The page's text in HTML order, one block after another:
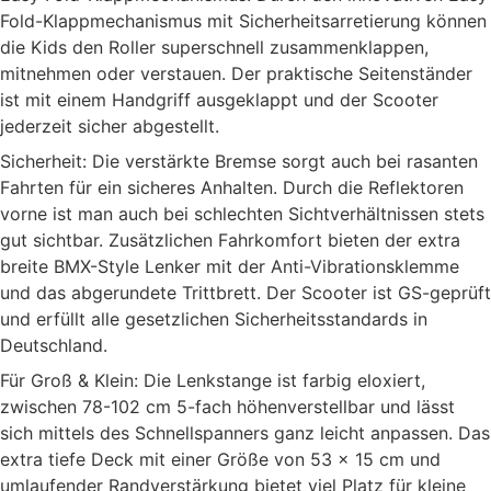
Fold-Klappmechanismus mit Sicherheitsarretierung können
die Kids den Roller superschnell zusammenklappen,
mitnehmen oder verstauen. Der praktische Seitenständer
ist mit einem Handgriff ausgeklappt und der Scooter
jederzeit sicher abgestellt.
Sicherheit: Die verstärkte Bremse sorgt auch bei rasanten
Fahrten für ein sicheres Anhalten. Durch die Reflektoren
vorne ist man auch bei schlechten Sichtverhältnissen stets
gut sichtbar. Zusätzlichen Fahrkomfort bieten der extra
breite BMX-Style Lenker mit der Anti-Vibrationsklemme
und das abgerundete Trittbrett. Der Scooter ist GS-geprüft
und erfüllt alle gesetzlichen Sicherheitsstandards in
Deutschland.
Für Groß & Klein: Die Lenkstange ist farbig eloxiert,
zwischen 78-102 cm 5-fach höhenverstellbar und lässt
sich mittels des Schnellspanners ganz leicht anpassen. Das
extra tiefe Deck mit einer Größe von 53 x 15 cm und
umlaufender Randverstärkung bietet viel Platz für kleine